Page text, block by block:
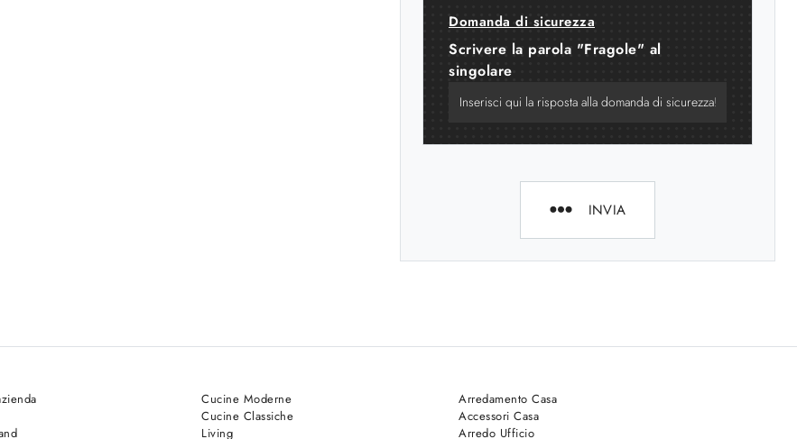
Domanda di sicurezza
Scrivere la parola "Fragole" al
singolare
INVIA
Cucine Moderne
Cucine Classiche
Living
Arredamento Casa
Accessori Casa
Arredo Ufficio